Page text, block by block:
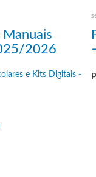
2026